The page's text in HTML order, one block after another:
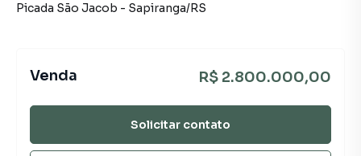
Picada São Jacob - Sapiranga/RS
Venda R$ 2.800.000,00
Solicitar contato